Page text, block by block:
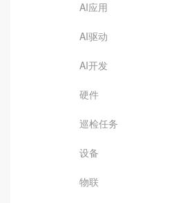
AI应用
AI驱动
AI开发
硬件
巡检任务
设备
物联